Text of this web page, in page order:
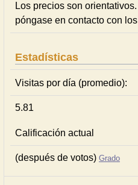
Los precios son
póngase en contacto con
Estadísticas
Visitas por día (promedio):
5.81
Calificación actual
(después de votos) Grado